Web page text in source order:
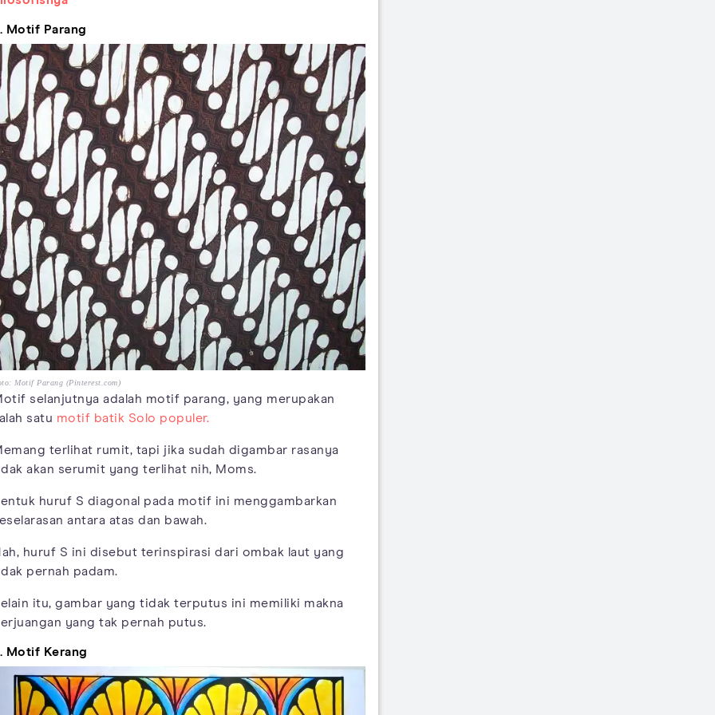
Motif Parang
Motif Parang (Pinterest.com)
selanjutnya adalah motif parang, yang merupakan
satu motif batik Solo populer.
terlihat rumit, tapi jika sudah digambar rasanya
akan serumit yang terlihat nih, Moms.
huruf S diagonal pada motif ini menggambarkan
antara atas dan bawah.
huruf S ini disebut terinspirasi dari ombak laut yang
pernah padam.
itu, gambar yang tidak terputus ini memiliki makna
yang tak pernah putus.
Motif Kerang